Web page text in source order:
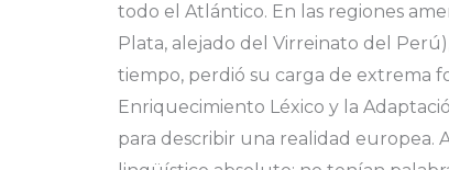
todo el Atlántico. En las regiones
Plata, alejado del Virreinato del
tiempo, perdió su carga de extrema
Enriquecimiento Léxico y la
para describir una realidad europea.